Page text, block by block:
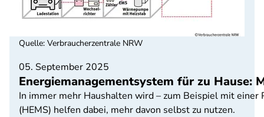
05. September 2025
Energiemanagementsystem für zu Hause:
In immer mehr Haushalten wird – zum Beispiel mit
(HEMS) helfen dabei, mehr davon selbst zu nutzen.
Quelle: Verbraucherzentrale NRW